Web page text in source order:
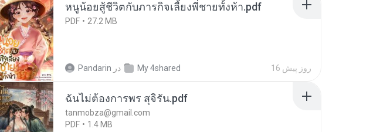
หนูน้อยสู้ชีวิตกับภารกิจเลี้ยงพี่ชายทั้งห้า.pdf
PDF 27.2 MB
Pandarin در My 4shared 16 روز پیش
ฉันไม่ต้องการพร สุจิรัน.pdf
tanmobza@gmail.com
PDF
1.4 MB